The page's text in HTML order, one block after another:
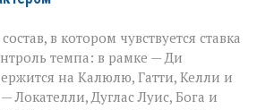
в котором чувствуется ставка
темпа: в рамке — Ди
на Калюлю, Гатти, Келли и
Локателли, Дуглас Луис, Бога и